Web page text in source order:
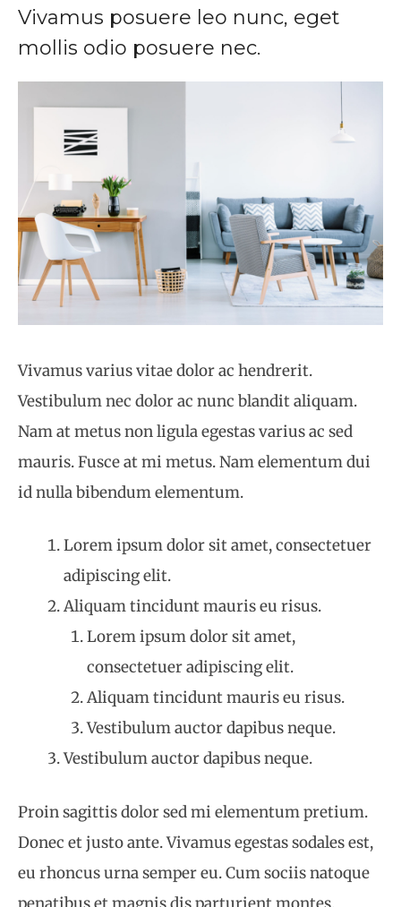
Vivamus posuere leo nunc, eget
mollis odio posuere nec.
Vivamus varius vitae dolor ac hendrerit.
Vestibulum nec dolor ac nunc blandit aliquam.
Nam at metus non ligula egestas varius ac sed
mauris. Fusce at mi metus. Nam elementum dui
id nulla bibendum elementum.
Lorem ipsum dolor sit amet, consectetuer
adipiscing elit.
Aliquam tincidunt mauris eu risus.
Lorem ipsum dolor sit amet,
consectetuer adipiscing elit.
Aliquam tincidunt mauris eu risus.
Vestibulum auctor dapibus neque.
Vestibulum auctor dapibus neque.
Proin sagittis dolor sed mi elementum pretium.
Donec et justo ante. Vivamus egestas sodales est,
eu rhoncus urna semper eu. Cum sociis natoque